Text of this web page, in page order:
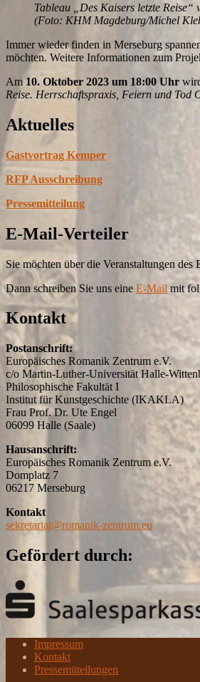
Tableau „Des Kaisers letzte Reise“
(Foto: KHM Magdeburg/Michel
Immer wieder finden in Merseburg
möchten. Weitere Informationen zum
Am10. Oktober 2023 um 18:00 Uhr
Reise. Herrschaftspraxis, Feiern und Tod
Aktuelles
Gastvortrag Kemper
RFP Ausschreibung
Pressemitteilung
E-Mail-Verteiler
Sie möchten über die Veranstaltungen
Dann schreiben Sie uns eine E-Mail mit
Kontakt
Postanschrift:
Europäisches Romanik Zentrum e.V.
c/o Martin-Luther-Universität Halle-
Philosophische Fakultät I
Institut für Kunstgeschichte (IKAKLA)
Frau Prof. Dr. Ute Engel
06099 Halle (Saale)
Hausanschrift:
Europäisches Romanik Zentrum e.V.
Domplatz 7
06217 Merseburg
Kontakt
sekretariat@romanik-zentrum.eu
Gefördert durch:
Impressum
Kontakt
Pressemitteilungen